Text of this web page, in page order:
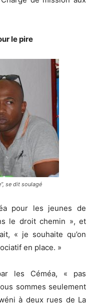
le pire
se dit soulagé
pour les jeunes de
le droit chemin », et
« je souhaite qu’on
en place. »
les Céméa, « pas
sommes seulement
à deux rues de La